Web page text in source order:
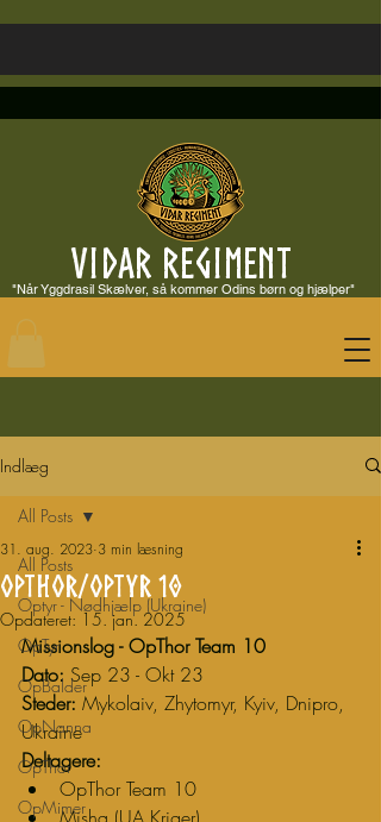
VIDAR REGIMENT
"Når Yggdrasil Skælver, så kommer Odins børn og hjælper"
Indlæg
All Posts
Optyr - Nødhjælp (Ukraine)
OpTyr
OpBalder
OpNanna
OpThor
OpMimer
All Posts
OpThor/OpTyr 10
31. aug. 2023 3 min læsning
Opdateret: 15. jan. 2025
Missionslog - OpThor Team 10
Dato: Sep 23 - Okt 23
Steder: Mykolaiv, Zhytomyr, Kyiv, Dnipro,
Ukraine
Deltagere:
OpThor Team 10